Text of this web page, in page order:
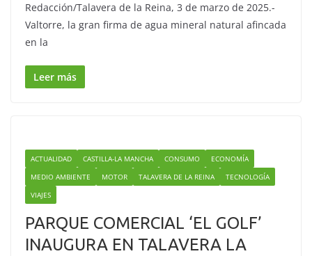
Redacción/Talavera de la Reina, 3 de marzo de 2025.-
Valtorre, la gran firma de agua mineral natural afincada
en la
Leer más
ACTUALIDAD CASTILLA-LA MANCHA CONSUMO
ECONOMÍA
MEDIO AMBIENTE
MOTOR TALAVERA DE LA REINA
TECNOLOGÍA
VIAJES
PARQUE COMERCIAL ‘EL GOLF’
INAUGURA EN TALAVERA LA